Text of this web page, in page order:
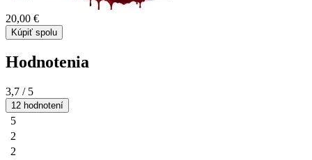
20,00 €
Kúpiť spolu
Hodnotenia
3,7 / 5
12 hodnotení
5
2
2